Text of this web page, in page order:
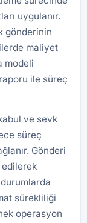
uygulanır.
gönderinin
maliyet
modeli
ile süreç
ve sevk
süreç
Gönderi
edilerek
sürekliliği
operasyon